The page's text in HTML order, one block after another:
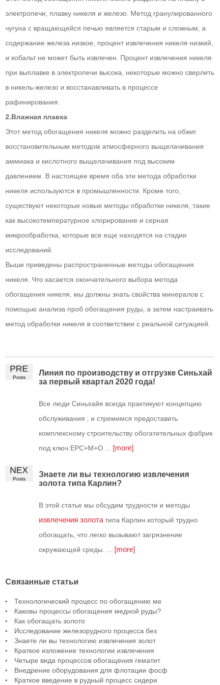
электропечи, плавку никеля и железо. Метод гранулированного
чугуна с вращающейся печью является старым и сложным, а
содержание железа низкое, процент извлечения никеля низкий,
и кобальт не может быть извлечен. Процент извлечения никеля
при выплавке в электропечи высока, некоторые можно сверлить
в никель-железо и восстанавливать в процессе
рафинирования.
2.Влажная плавка
Этот метод обогащения никеля можно разделить на обжиг
восстановительным методом атмосферного выщелачивания
аммиака и кислотного выщелачивания под высоким
давлением. В настоящее время оба эти метода обработки
никеля используются в промышленности. Кроме того,
существуют некоторые новые методы обработки никеля, такие
как высокотемпературное хлорирование и серная
микрообработка, которые все еще находятся на стадии
исследований.
Выше приведены распространенные методы обогащения
никеля. Что касается окончательного выбора метода
обогащения никеля, мы должны знать свойства минералов с
помощью анализа проб обогащения руды, а затем настраивать
метод обработки никеля в соответствии с реальной ситуацией.
PRE
Posts
Линия по производству и отгрузке Синьхай
за первый квартал 2020 года!
Все люди Синьхайя всегда практикуют концепцию
обслуживания , и стремимся предоставить
комплексному строительству обогатительных фабрик
под ключ EPC+M+O ...
[more]
NEX
Posts
Знаете ли вы технологию извлечения
золота типа Карлин?
В этой статье мы обсудим трудности и методы
извлечения золота типа Карлин.который трудно
обогащать, что легко вызывают загрязнение
окружающей среды. ...
[more]
Связанные статьи
Технологический процесс по обогащению ме
Каковы процессы обогащения медной руды?
Как обогащать золото
Исследование железорудного процесса без
Знаете ли вы технологию извлечения золот
Краткое изложение технологии извлечения
Четыре вида процессов обогащения гематит
Внедрение оборудования для флотации фосф
Краткое введение в рудный процесс сидери